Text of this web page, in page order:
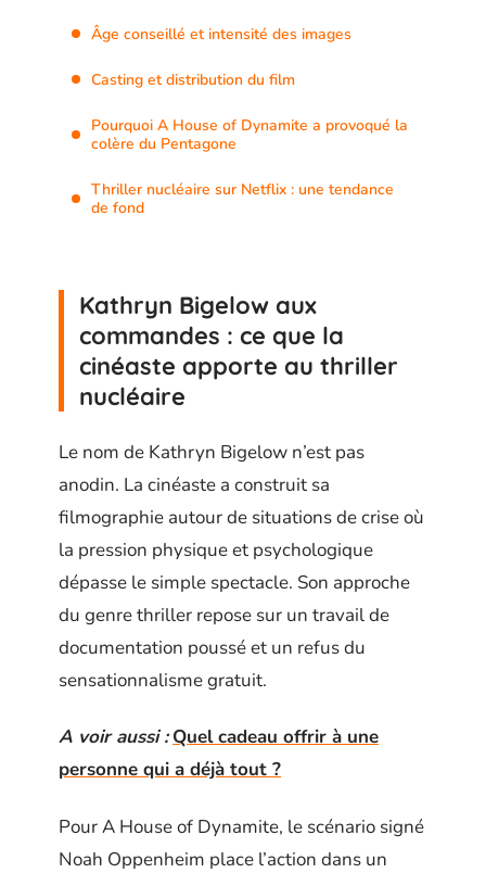
Âge conseillé et intensité des images
Casting et distribution du film
Pourquoi A House of Dynamite a provoqué la
colère du Pentagone
Thriller nucléaire sur Netflix : une tendance
de fond
Kathryn Bigelow aux
commandes : ce que la
cinéaste apporte au thriller
nucléaire
Le nom de Kathryn Bigelow n’est pas
anodin. La cinéaste a construit sa
filmographie autour de situations de crise où
la pression physique et psychologique
dépasse le simple spectacle. Son approche
du genre thriller repose sur un travail de
documentation poussé et un refus du
sensationnalisme gratuit.
A voir aussi : Quel cadeau offrir à une
personne qui a déjà tout ?
Pour A House of Dynamite, le scénario signé
Noah Oppenheim place l’action dans un